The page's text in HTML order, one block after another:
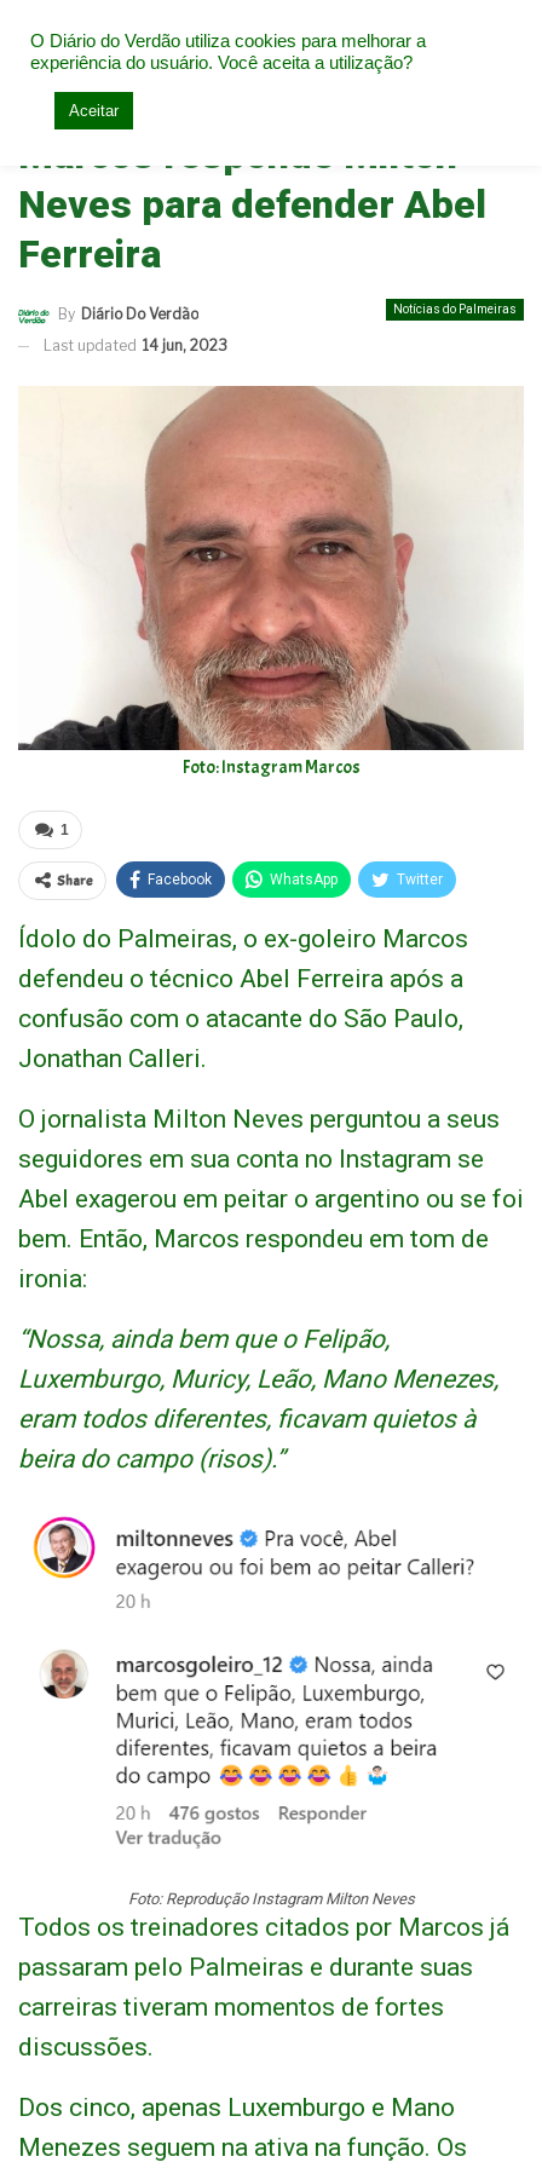
Home Notícias do Palmeiras
Marcos responde Milton
Neves para defender Abel
Ferreira
Notícias do Palmeiras
By Diário Do Verdão
Last updated 14 jun, 2023
Foto: Instagram Marcos
1
Share Facebook WhatsApp Twitter
Ídolo do Palmeiras, o ex-goleiro Marcos
defendeu o técnico Abel Ferreira após a
confusão com o atacante do São Paulo,
Jonathan Calleri.
O jornalista Milton Neves perguntou a seus
seguidores em sua conta no Instagram se
Abel exagerou em peitar o argentino ou se foi
bem. Então, Marcos respondeu em tom de
ironia:
“Nossa, ainda bem que o Felipão,
Luxemburgo, Muricy, Leão, Mano Menezes,
eram todos diferentes, ficavam quietos à
beira do campo (risos).”
Foto: Reprodução Instagram Milton Neves
Todos os treinadores citados por Marcos já
passaram pelo Palmeiras e durante suas
carreiras tiveram momentos de fortes
discussões.
Dos cinco, apenas Luxemburgo e Mano
Menezes seguem na ativa na função. Os
O Diário do Verdão utiliza cookies para melhorar a
experiência do usuário. Você aceita a utilização?
Aceitar